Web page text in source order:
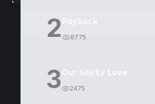
2 8775
3 2475